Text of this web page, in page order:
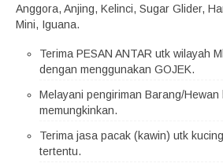
Anggora, Anjing, Kelinci, Sugar Glider,
Mini, Iguana.
Terima PESAN ANTAR utk wilayah
dengan menggunakan GOJEK.
Melayani pengiriman Barang/
memungkinkan.
Terima jasa pacak (kawin) utk
tertentu.